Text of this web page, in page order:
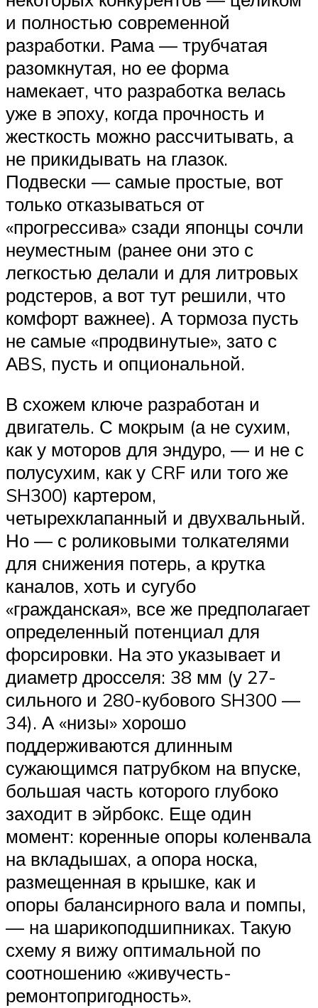
и полностью современной
разработки. Рама — трубчатая
разомкнутая, но ее форма
намекает, что разработка велась
уже в эпоху, когда прочность и
жесткость можно рассчитывать, а
не прикидывать на глазок.
Подвески — самые простые, вот
только отказываться от
«прогрессива» сзади японцы сочли
неуместным (ранее они это с
легкостью делали и для литровых
родстеров, а вот тут решили, что
комфорт важнее). А тормоза пусть
не самые «продвинутые», зато с
АBS, пусть и опциональной.
В схожем ключе разработан и
двигатель. С мокрым (а не сухим,
как у моторов для эндуро, — и не с
полусухим, как у CRF или того же
SH300) картером,
четырехклапанный и двухвальный.
Но — с роликовыми толкателями
для снижения потерь, а крутка
каналов, хоть и сугубо
«гражданская», все же предполагает
определенный потенциал для
форсировки. На это указывает и
диаметр дросселя: 38 мм (у 27-
сильного и 280-кубового SH300 —
34). А «низы» хорошо
поддерживаются длинным
сужающимся патрубком на впуске,
большая часть которого глубоко
заходит в эйрбокс. Еще один
момент: коренные опоры коленвала
на вкладышах, а опора носка,
размещенная в крышке, как и
опоры балансирного вала и помпы,
— на шарикоподшипниках. Такую
схему я вижу оптимальной по
соотношению «живучесть-
ремонтопригодность».